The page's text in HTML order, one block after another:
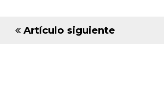
Artículo siguiente